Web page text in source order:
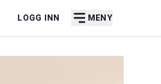
LOGG INN MENY